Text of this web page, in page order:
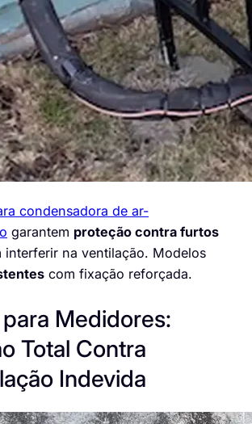
condensadora de ar-
garantem proteção contra furtos
interferir na ventilação. Modelos
com fixação reforçada.
Medidores:
Total Contra
Indevida